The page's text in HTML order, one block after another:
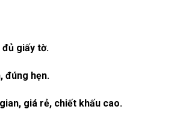
đủ giấy tờ.
đúng hẹn.
giá rẻ, chiết khấu cao.